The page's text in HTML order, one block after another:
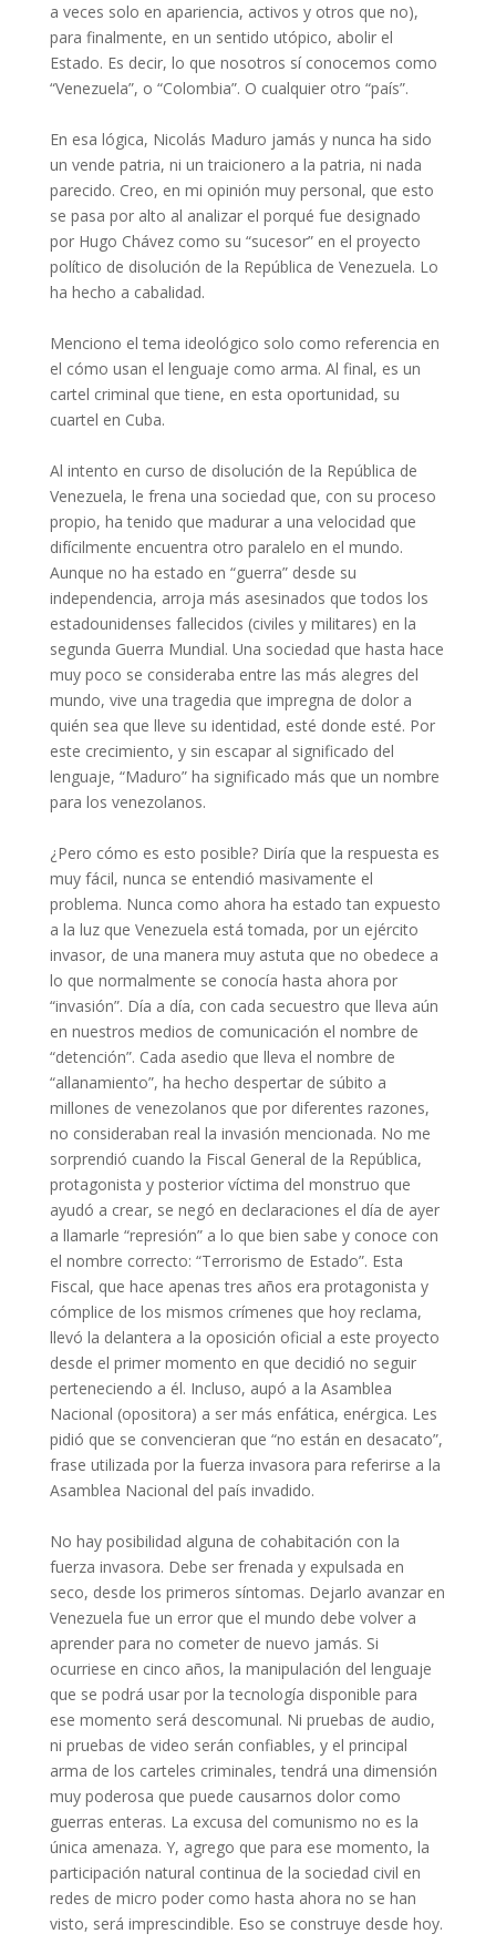
a veces solo en apariencia, activos y otros que no),
para finalmente, en un sentido utópico, abolir el
Estado. Es decir, lo que nosotros sí conocemos como
“Venezuela”, o “Colombia”. O cualquier otro “país”.
En esa lógica, Nicolás Maduro jamás y nunca ha sido
un vende patria, ni un traicionero a la patria, ni nada
parecido. Creo, en mi opinión muy personal, que esto
se pasa por alto al analizar el porqué fue designado
por Hugo Chávez como su “sucesor” en el proyecto
político de disolución de la República de Venezuela. Lo
ha hecho a cabalidad.
Menciono el tema ideológico solo como referencia en
el cómo usan el lenguaje como arma. Al final, es un
cartel criminal que tiene, en esta oportunidad, su
cuartel en Cuba.
Al intento en curso de disolución de la República de
Venezuela, le frena una sociedad que, con su proceso
propio, ha tenido que madurar a una velocidad que
difícilmente encuentra otro paralelo en el mundo.
Aunque no ha estado en “guerra” desde su
independencia, arroja más asesinados que todos los
estadounidenses fallecidos (civiles y militares) en la
segunda Guerra Mundial. Una sociedad que hasta hace
muy poco se consideraba entre las más alegres del
mundo, vive una tragedia que impregna de dolor a
quién sea que lleve su identidad, esté donde esté. Por
este crecimiento, y sin escapar al significado del
lenguaje, “Maduro” ha significado más que un nombre
para los venezolanos.
¿Pero cómo es esto posible? Diría que la respuesta es
muy fácil, nunca se entendió masivamente el
problema. Nunca como ahora ha estado tan expuesto
a la luz que Venezuela está tomada, por un ejército
invasor, de una manera muy astuta que no obedece a
lo que normalmente se conocía hasta ahora por
“invasión”. Día a día, con cada secuestro que lleva aún
en nuestros medios de comunicación el nombre de
“detención”. Cada asedio que lleva el nombre de
“allanamiento”, ha hecho despertar de súbito a
millones de venezolanos que por diferentes razones,
no consideraban real la invasión mencionada. No me
sorprendió cuando la Fiscal General de la República,
protagonista y posterior víctima del monstruo que
ayudó a crear, se negó en declaraciones el día de ayer
a llamarle “represión” a lo que bien sabe y conoce con
el nombre correcto: “Terrorismo de Estado”. Esta
Fiscal, que hace apenas tres años era protagonista y
cómplice de los mismos crímenes que hoy reclama,
llevó la delantera a la oposición oficial a este proyecto
desde el primer momento en que decidió no seguir
perteneciendo a él. Incluso, aupó a la Asamblea
Nacional (opositora) a ser más enfática, enérgica. Les
pidió que se convencieran que “no están en desacato”,
frase utilizada por la fuerza invasora para referirse a la
Asamblea Nacional del país invadido.
No hay posibilidad alguna de cohabitación con la
fuerza invasora. Debe ser frenada y expulsada en
seco, desde los primeros síntomas. Dejarlo avanzar en
Venezuela fue un error que el mundo debe volver a
aprender para no cometer de nuevo jamás. Si
ocurriese en cinco años, la manipulación del lenguaje
que se podrá usar por la tecnología disponible para
ese momento será descomunal. Ni pruebas de audio,
ni pruebas de video serán confiables, y el principal
arma de los carteles criminales, tendrá una dimensión
muy poderosa que puede causarnos dolor como
guerras enteras. La excusa del comunismo no es la
única amenaza. Y, agrego que para ese momento, la
participación natural continua de la sociedad civil en
redes de micro poder como hasta ahora no se han
visto, será imprescindible. Eso se construye desde hoy.